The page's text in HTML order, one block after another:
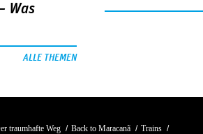
Was
ALLE THEMEN
traumhafte Weg Back to Maracanã
Trains